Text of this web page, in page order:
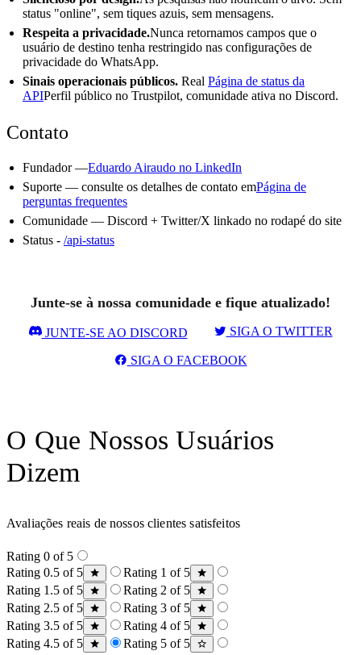
status "online", sem tiques azuis, sem mensagens.
Respeita a privacidade.Nunca retornamos campos que o
usuário de destino tenha restringido nas configurações de
privacidade do WhatsApp.
Sinais operacionais públicos. Real Página de status da
APIPerfil público no Trustpilot, comunidade ativa no Discord.
Contato
Fundador —Eduardo Airaudo no LinkedIn
Suporte — consulte os detalhes de contato emPágina de
perguntas frequentes
Comunidade — Discord + Twitter/X linkado no rodapé do site
Status - /api-status
Junte-se à nossa comunidade e fique atualizado!
JUNTE-SE AO DISCORD SIGA O TWITTER
SIGA O FACEBOOK
O Que Nossos Usuários
Dizem
Avaliações reais de nossos clientes satisfeitos
Rating 0 of 5
Rating 0.5 of 5
Rating 1 of 5
Rating 1.5 of 5
Rating 2 of 5
Rating 2.5 of 5
Rating 3 of 5
Rating 3.5 of 5
Rating 4 of 5
Rating 4.5 of 5
Rating 5 of 5